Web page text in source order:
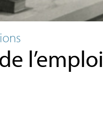
l’emploi